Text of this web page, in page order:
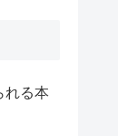
れる本